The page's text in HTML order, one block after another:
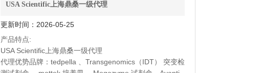
USA Scientific上海鼎桑一级代理
更新时间：2026-05-25
产品特点:
USA Scientific上海鼎桑一级代理
代理优势品牌：tedpella 、Transgenomics（IDT） 突变检